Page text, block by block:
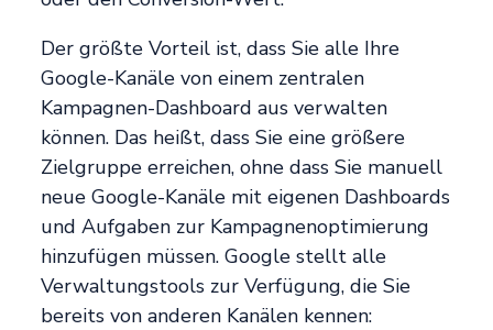
Der größte Vorteil ist, dass Sie alle Ihre
Google-Kanäle von einem zentralen
Kampagnen-Dashboard aus verwalten
können. Das heißt, dass Sie eine größere
Zielgruppe erreichen, ohne dass Sie manuell
neue Google-Kanäle mit eigenen Dashboards
und Aufgaben zur Kampagnenoptimierung
hinzufügen müssen. Google stellt alle
Verwaltungstools zur Verfügung, die Sie
bereits von anderen Kanälen kennen: